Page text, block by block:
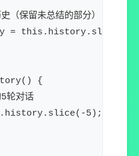
（保留未总结的部分）
= this.history.slice(-
{
轮对话
5);